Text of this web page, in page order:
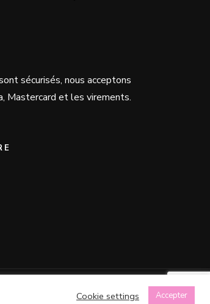
sécurisés, nous acceptons
Mastercard et les virements.
Cookie settings Accepter